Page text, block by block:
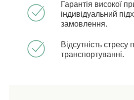
Гарантія високої
індивідуальний
замовлення.
Відсутність стресу
транспортуванні.